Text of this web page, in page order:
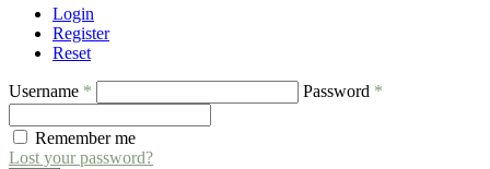
Login
Register
Reset
Username * Password *
Remember me
Lost your password?